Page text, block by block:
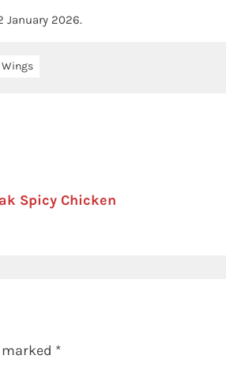
January 2026.
Wings
Spicy Chicken
*